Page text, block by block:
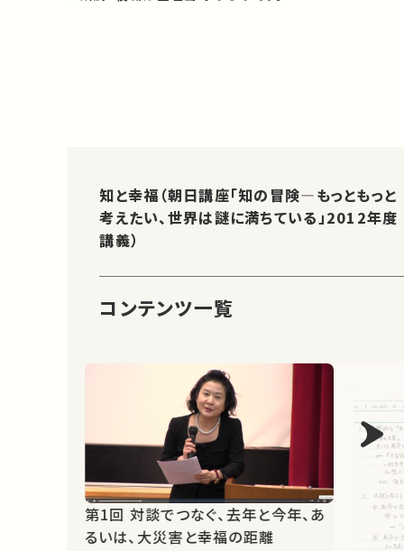
知と幸福（朝日講座「知の冒険—もっともっと
考えたい、世界は謎に満ちている」2012年度
講義）
コンテンツ一覧
第1回 対談でつなぐ、去年と今年、あ
るいは、大災害と幸福の距離